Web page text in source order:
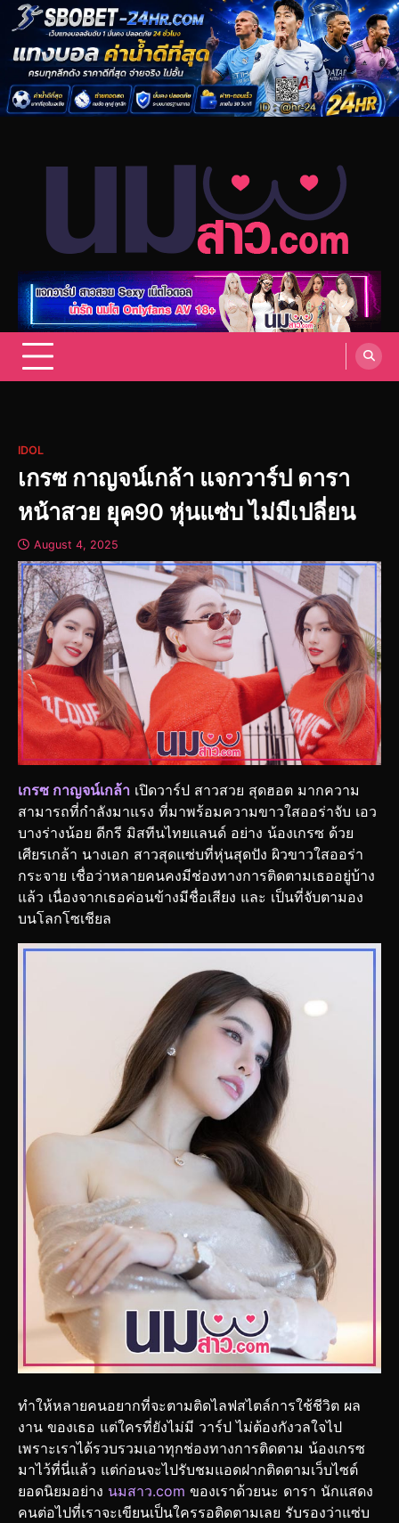
แจกวาร์ป สาวสวย sexy เน็ตไอดอล
สาว Onlyfans 18+ อัพเดทล่าสุด
แจกวาร์ป สาวสวย Sexy เน็ตไอดอล ดารา นักแสดง AV กระแสมาแรง
Onlyfans 18+ VK ดาวทวิต รวมสาวสุดเซ็กซี่ อัพเดทล่าสุด.
IDOL
เกรซ กาญจน์เกล้า แจกวาร์ป ดารา
หน้าสวย ยุค90 หุ่นแซ่บ ไม่มีเปลี่ยน
August 4, 2025
เกรซ กาญจน์เกล้า เปิดวาร์ป สาวสวย สุดฮอต มากความ
สามารถที่กำลังมาแรง ที่มาพร้อมความขาวใสออร่าจับ เอว
บางร่างน้อย ดีกรี มิสทีนไทยแลนด์ อย่าง น้องเกรซ ด้วย
เศียรเกล้า นางเอก สาวสุดแซ่บที่หุ่นสุดปัง ผิวขาวใสออร่า
กระจาย เชื่อว่าหลายคนคงมีช่องทางการติดตามเธออยู่บ้าง
แล้ว เนื่องจากเธอค่อนข้างมีชื่อเสียง และ เป็นที่จับตามอง
บนโลกโซเชียล
ทำให้หลายคนอยากที่จะตามติดไลฟสไตล์การใช้ชีวิต ผล
งาน ของเธอ แต่ใครที่ยังไม่มี วาร์ป ไม่ต้องกังวลใจไป
เพราะเราได้รวบรวมเอาทุกช่องทางการติดตาม น้องเกรซ
มาไว้ที่นี่แล้ว แต่ก่อนจะไปรับชมแอดฝากติดตามเว็บไซต์
ยอดนิยมอย่าง นมสาว.com ของเราด้วยนะ ดารา นักแสดง
คนต่อไปที่เราจะเขียนเป็นใครรอติดตามเลย รับรองว่าแซ่บ